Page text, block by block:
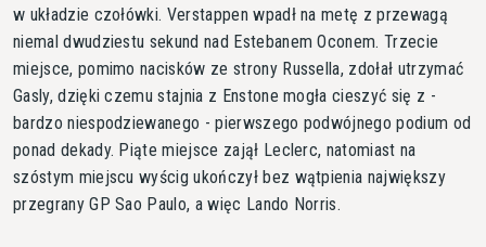
w układzie czołówki. Verstappen wpadł na metę z przewagą
niemal dwudziestu sekund nad Estebanem Oconem. Trzecie
miejsce, pomimo nacisków ze strony Russella, zdołał utrzymać
Gasly, dzięki czemu stajnia z Enstone mogła cieszyć się z -
bardzo niespodziewanego - pierwszego podwójnego podium od
ponad dekady. Piąte miejsce zajął Leclerc, natomiast na
szóstym miejscu wyścig ukończył bez wątpienia największy
przegrany GP Sao Paulo, a więc Lando Norris.